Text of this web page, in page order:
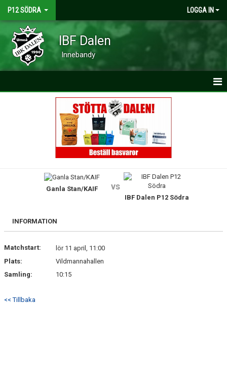
P12 SÖDRA LOGGA IN
IBF Dalen
Innebandy
DOKUMENT
Ganla Stan/KAIF vs
IBF Dalen P12 Södra
INFORMATION
Matchstart:
lör 11 april, 11:00
Plats:
Vildmannahallen
Samling:
10:15
<< Tillbaka